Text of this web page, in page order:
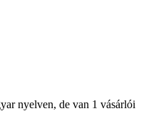
nyelven, de van 1 vásárlói